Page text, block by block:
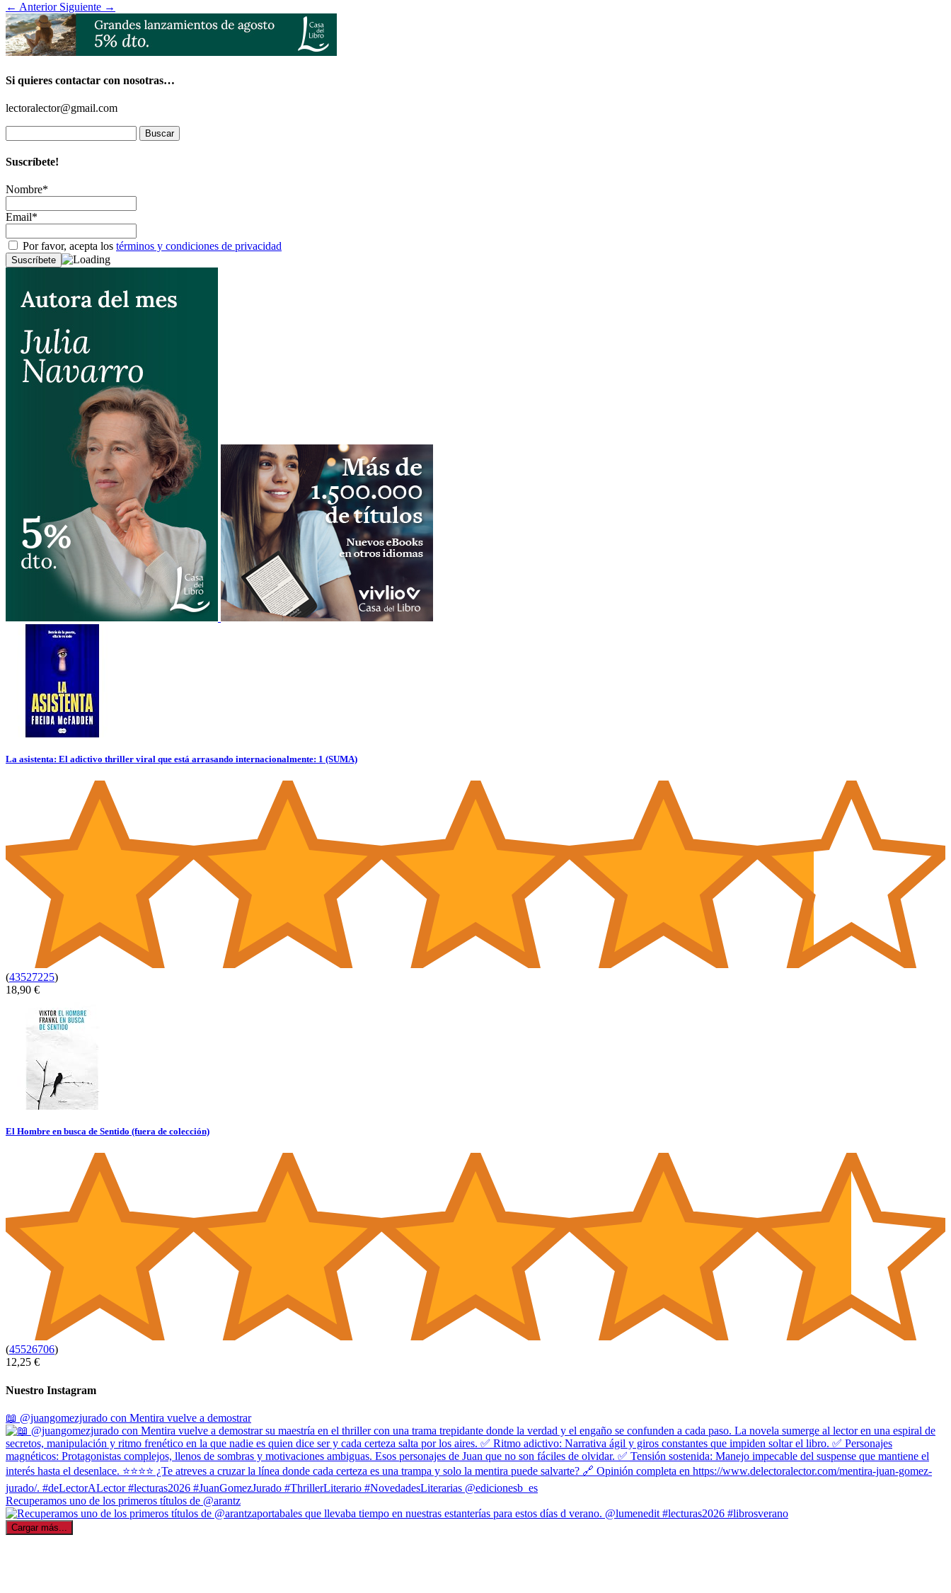
← Anterior Siguiente →
Si quieres contactar con nosotras…
lectoralector@gmail.com
Suscríbete!
Nombre*
Email*
Por favor, acepta los términos y condiciones de privacidad
La asistenta: El adictivo thriller viral que está arrasando internacionalmente: 1 (SUMA)
(43527225)
18,90 €
El Hombre en busca de Sentido (fuera de colección)
(45526706)
12,25 €
Nuestro Instagram
📖 @juangomezjurado con Mentira vuelve a demostrar
Recuperamos uno de los primeros títulos de @arantz
Cargar más...